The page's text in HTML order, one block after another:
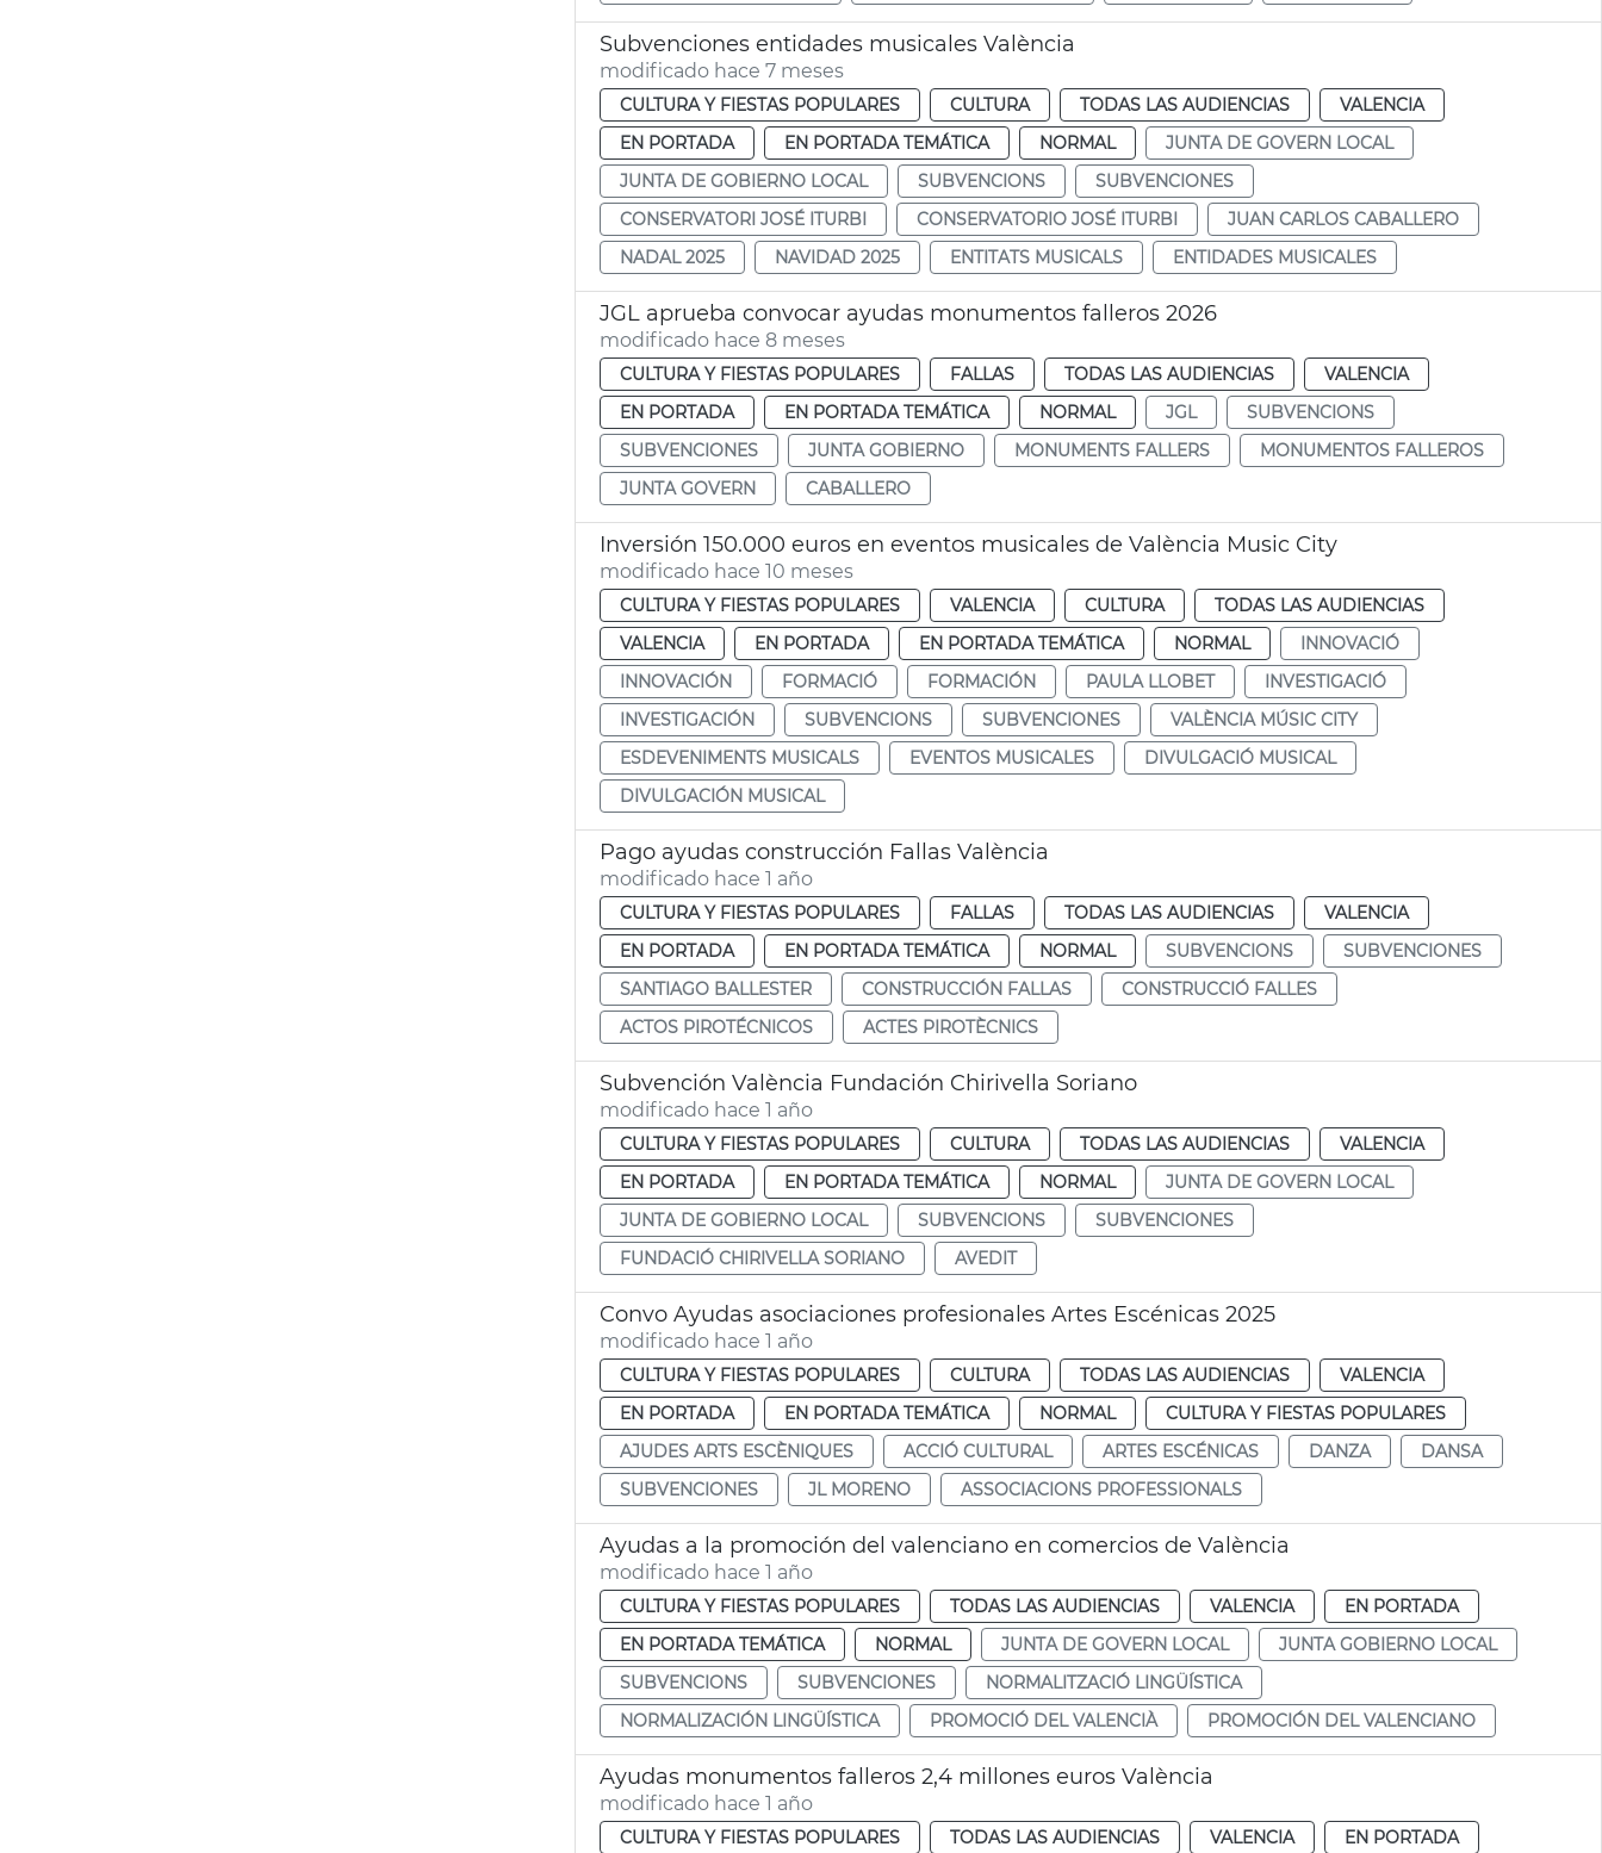
Subvenciones entidades musicales València
modificado hace 7 meses
CULTURA Y FIESTAS POPULARES CULTURA TODAS LAS AUDIENCIAS
VALENCIA
EN PORTADA
EN PORTADA TEMÁTICA NORMAL
JUNTA DE GOVERN LOCAL
JUNTA DE GOBIERNO LOCAL
SUBVENCIONS
SUBVENCIONES
CONSERVATORI JOSÉ ITURBI
CONSERVATORIO JOSÉ ITURBI
JUAN CARLOS CABALLERO
NADAL 2025
NAVIDAD 2025 ENTITATS MUSICALS ENTIDADES MUSICALES
JGL aprueba convocar ayudas monumentos falleros 2026
modificado hace 8 meses
CULTURA Y FIESTAS POPULARES FALLAS TODAS LAS AUDIENCIAS
VALENCIA
EN PORTADA
EN PORTADA TEMÁTICA NORMAL JGL
SUBVENCIONS
SUBVENCIONES
JUNTA GOBIERNO MONUMENTS FALLERS
MONUMENTOS FALLEROS
JUNTA GOVERN
CABALLERO
Inversión 150.000 euros en eventos musicales de València Music City
modificado hace 10 meses
CULTURA Y FIESTAS POPULARES VALENCIA CULTURA
TODAS LAS AUDIENCIAS
VALENCIA
EN PORTADA EN PORTADA TEMÁTICA NORMAL
INNOVACIÓ
INNOVACIÓN
FORMACIÓ FORMACIÓN PAULA LLOBET
INVESTIGACIÓ
INVESTIGACIÓN
SUBVENCIONS SUBVENCIONES
VALÈNCIA MÚSIC CITY
ESDEVENIMENTS MUSICALS
EVENTOS MUSICALES
DIVULGACIÓ MUSICAL
DIVULGACIÓN MUSICAL
Pago ayudas construcción Fallas València
modificado hace 1 año
CULTURA Y FIESTAS POPULARES FALLAS TODAS LAS AUDIENCIAS
VALENCIA
EN PORTADA
EN PORTADA TEMÁTICA NORMAL SUBVENCIONS
SUBVENCIONES
SANTIAGO BALLESTER
CONSTRUCCIÓN FALLAS
CONSTRUCCIÓ FALLES
ACTOS PIROTÉCNICOS
ACTES PIROTÈCNICS
Subvención València Fundación Chirivella Soriano
modificado hace 1 año
CULTURA Y FIESTAS POPULARES CULTURA TODAS LAS AUDIENCIAS
VALENCIA
EN PORTADA
EN PORTADA TEMÁTICA NORMAL
JUNTA DE GOVERN LOCAL
JUNTA DE GOBIERNO LOCAL
SUBVENCIONS
SUBVENCIONES
FUNDACIÓ CHIRIVELLA SORIANO
AVEDIT
Convo Ayudas asociaciones profesionales Artes Escénicas 2025
modificado hace 1 año
CULTURA Y FIESTAS POPULARES CULTURA TODAS LAS AUDIENCIAS
VALENCIA
EN PORTADA
EN PORTADA TEMÁTICA NORMAL
CULTURA Y FIESTAS POPULARES
AJUDES ARTS ESCÈNIQUES
ACCIÓ CULTURAL ARTES ESCÉNICAS DANZA
DANSA
SUBVENCIONES
JL MORENO ASSOCIACIONS PROFESSIONALS
Ayudas a la promoción del valenciano en comercios de València
modificado hace 1 año
CULTURA Y FIESTAS POPULARES TODAS LAS AUDIENCIAS VALENCIA
EN PORTADA
EN PORTADA TEMÁTICA
NORMAL JUNTA DE GOVERN LOCAL
JUNTA GOBIERNO LOCAL
SUBVENCIONS
SUBVENCIONES
NORMALITZACIÓ LINGÜÍSTICA
NORMALIZACIÓN LINGÜÍSTICA
PROMOCIÓ DEL VALENCIÀ PROMOCIÓN DEL VALENCIANO
Ayudas monumentos falleros 2,4 millones euros València
modificado hace 1 año
CULTURA Y FIESTAS POPULARES TODAS LAS AUDIENCIAS VALENCIA EN PORTADA